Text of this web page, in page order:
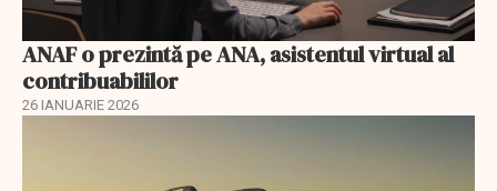
ANAF o prezintă pe ANA, asistentul virtual al
contribuabililor
26 IANUARIE 2026